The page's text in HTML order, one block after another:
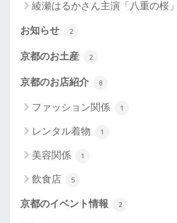
綾瀬はるかさん主演「八重の桜」
お知らせ 2
京都のお土産 2
京都のお店紹介 8
ファッション関係 1
レンタル着物 1
美容関係 1
飲食店 5
京都のイベント情報 2